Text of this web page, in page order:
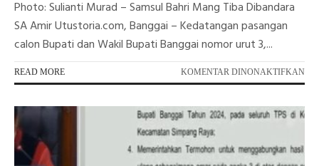
Photo: Sulianti Murad – Samsul Bahri Mang Tiba Dibandara
SA Amir Utustoria.com, Banggai – Kedatangan pasangan
calon Bupati dan Wakil Bupati Banggai nomor urut 3,...
READ MORE KOMENTAR DINONAKTIFKAN